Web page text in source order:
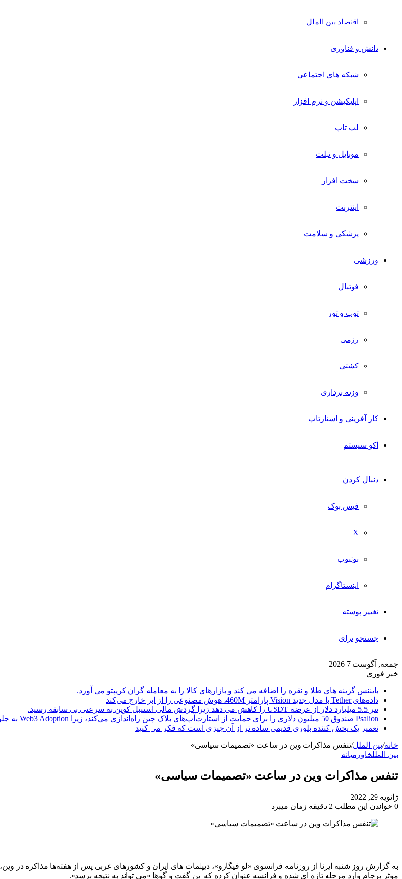
اقتصاد بین الملل
دانش و فناوری
شبکه های اجتماعی
اپلیکیشن و نرم افزار
لپ تاپ
موبایل و تبلت
سخت افزار
اینترنت
پزشکی و سلامت
ورزشی
فوتبال
توپ و تور
رزمی
کشتی
وزنه برداری
کار آفرینی و استارتاپ
اکو سیستم
دنبال کردن
فیس بوک
X
یوتیوب
اینستاگرام
تغییر پوسته
جستجو برای
جمعه, آگوست 7 2026
خبر فوری
بایننس گزینه های طلا و نقره را اضافه می کند و بازارهای کالا را به معامله گران کریپتو می آورد.
داده‌های Tether با مدل جدید Vision پارامتر 460M، هوش مصنوعی را از ابر خارج می‌کند
تتر 5.5 میلیارد دلار از عرضه USDT را کاهش می دهد زیرا گردش مالی استیبل کوین به سرعتی بی سابقه رسید.
Psalion صندوق 50 میلیون دلاری را برای حمایت از استارت‌آپ‌های بلاک چین راه‌اندازی می‌کند، زیرا Web3 Adoption به جلو می‌رود.
تعمیر یک پخش کننده بلوری قدیمی ساده تر از آن چیزی است که فکر می کنید
خانه/بین الملل/تنفس مذاکرات وین در ساعت «تصمیمات سیاسی»
بین المللخاورمیانه
تنفس مذاکرات وین در ساعت «تصمیمات سیاسی»
ژانویه 29, 2022
0 خواندن این مطلب 2 دقیقه زمان میبرد
به گزارش روز شنبه ایرنا از روزنامه فرانسوی «لو فیگارو»، دیپلمات های ایران و کشورهای غربی پس از هفته‌ها مذاکره در
موثر برجام وارد مرحله تازه ای شده و فرانسه عنوان کرده که این گفت و گوها «می تواند به نتیجه برسد».